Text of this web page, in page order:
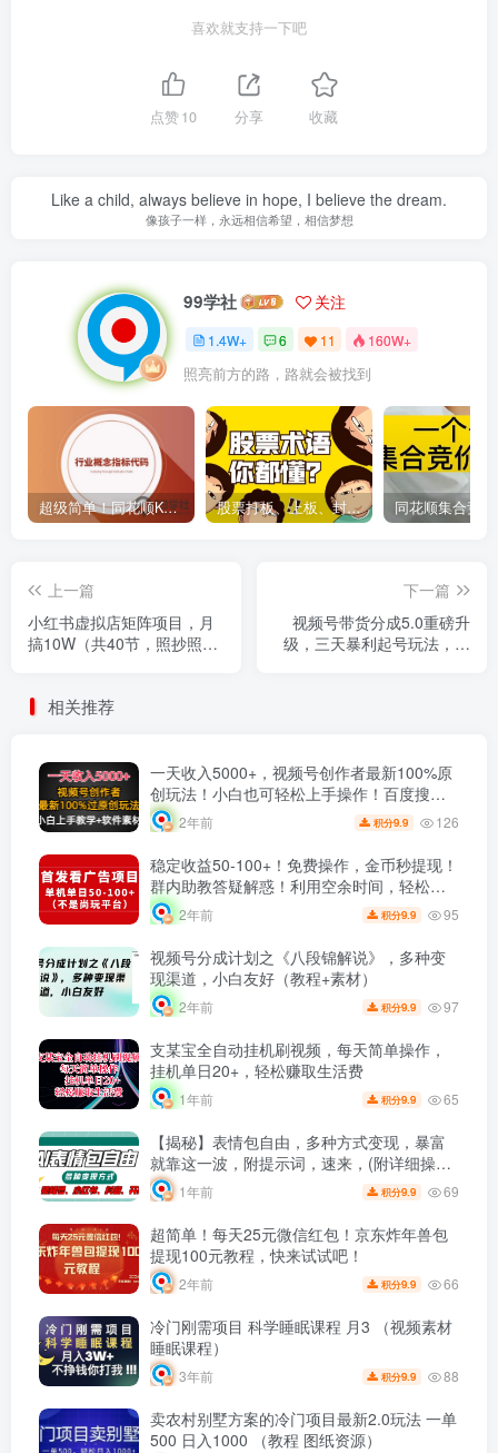
喜欢就支持一下吧
点赞10 分享 收藏
Like a child, always believe in hope, I believe the dream.
像孩子一样，永远相信希望，相信梦想
99学社 关注
1.4W+ 6 11 160W+
照亮前方的路，路就会被找到
超级简单！同花顺K线界面显示行业概念指标代码图解 股票打板、上板、封板、翘板、炸板是什么意思？炒股你必须懂的暗语！
上一篇
小红书虚拟店矩阵项目，月
搞10W（共40节，照抄照
下一篇
视频号带货分成5.0重磅升
级，三天暴利起号玩法，今
相关推荐
一天收入5000+，视频号创作者最新100%原
创玩法！小白也可轻松上手操作！百度搜索
量关键词揭秘！
2年前 积分9.9 126
稳定收益50-100+！免费操作，金币秒提现！
群内助教答疑解惑！利用空余时间，轻松搞
定赚钱！
2年前 积分9.9 95
视频号分成计划之《八段锦解说》，多种变
现渠道，小白友好（教程+素材）
2年前 积分9.9 97
支某宝全自动挂机刷视频，每天简单操作，
挂机单日20+，轻松赚取生活费
1年前 积分9.9 65
【揭秘】表情包自由，多种方式变现，暴富
就靠这一波，附提示词，速来，(附详细操作
步骤）1年前 积分9.9 69
超简单！每天25元微信红包！京东炸年兽包
提现100元教程，快来试试吧！
2年前 积分9.9 66
冷门刚需项目 科学睡眠课程 月3 （视频素材
睡眠课程）
3年前 积分9.9 88
卖农村别墅方案的冷门项目最新2.0玩法 一单
500 日入1000 （教程 图纸资源）